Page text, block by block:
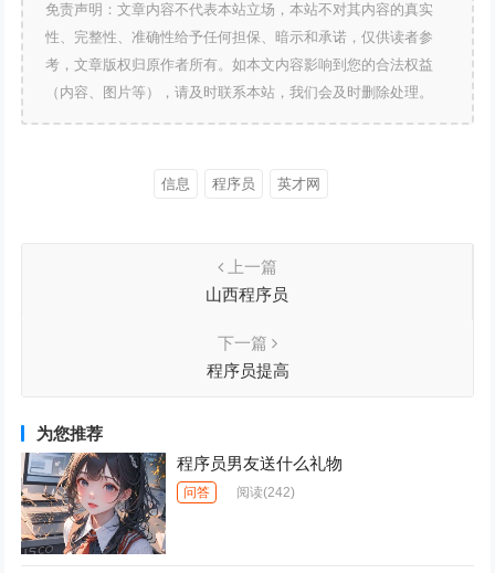
免责声明：文章内容不代表本站立场，本站不对其内容的真实
性、完整性、准确性给予任何担保、暗示和承诺，仅供读者参
考，文章版权归原作者所有。如本文内容影响到您的合法权益
（内容、图片等），请及时联系本站，我们会及时删除处理。
信息 程序员 英才网
上一篇
山西程序员
下一篇
程序员提高
为您推荐
程序员男友送什么礼物
问答 阅读(242)